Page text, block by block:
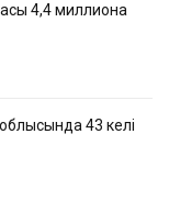
4,4 миллионға
43 келі